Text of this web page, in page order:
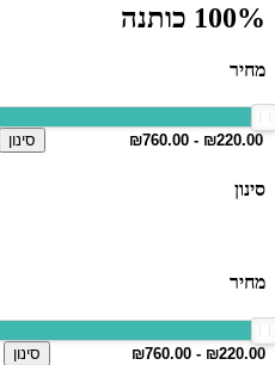
100% כותנה
מחיר
סינון
סינון
מחיר
סינון